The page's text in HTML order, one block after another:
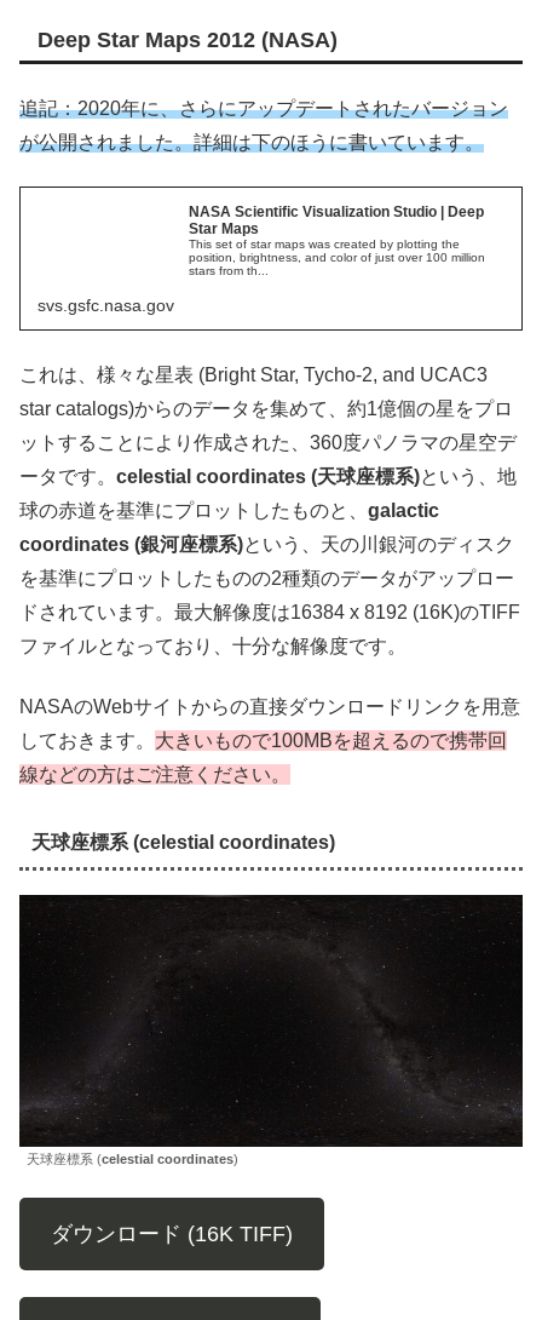
Deep Star Maps 2012 (NASA)
追記：2020年に、さらにアップデートされたバージョン
が公開されました。詳細は下のほうに書いています。
NASA Scientific Visualization Studio | Deep
Star Maps
This set of star maps was created by plotting the
position, brightness, and color of just over 100 million
stars from th...
svs.gsfc.nasa.gov
これは、様々な星表 (Bright Star, Tycho-2, and UCAC3
star catalogs)からのデータを集めて、約1億個の星をプロ
ットすることにより作成された、360度パノラマの星空デ
ータです。 celestial coordinates (天球座標系)という、地
球の赤道を基準にプロットしたものと、 galactic
coordinates (銀河座標系)という、天の川銀河のディスク
を基準にプロットしたものの2種類のデータがアップロー
ドされています。最大解像度は16384 x 8192 (16K)のTIFF
ファイルとなっており、十分な解像度です。
NASAのWebサイトからの直接ダウンロードリンクを用意
しておきます。 大きいもので100MBを超えるので携帯回
線などの方はご注意ください。
天球座標系 (celestial coordinates)
天球座標系 (celestial coordinates)
ダウンロード (16K TIFF)